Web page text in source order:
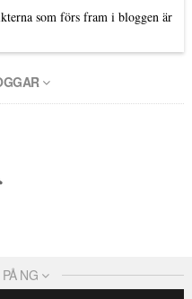
som förs fram i bloggen är
NG